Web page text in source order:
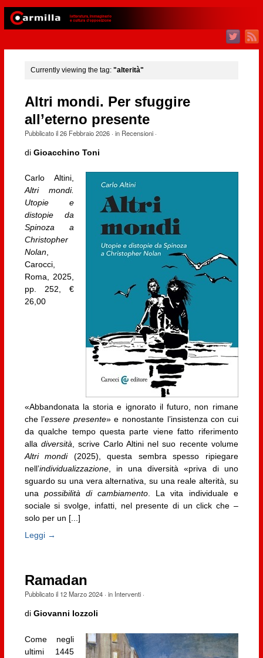
Currently viewing the tag: "alterità"
Altri mondi. Per sfuggire
all’eterno presente
Pubblicato il26 Febbraio 2026· in Recensioni·
di Gioacchino Toni
Carlo Altini,
Altri mondi.
Utopie e
distopie da
Spinoza a
Christopher
Nolan,
Carocci,
Roma, 2025,
pp. 252, €
26,00
«Abbandonata la storia e ignorato il futuro, non rimane
che l’essere presente» e nonostante l’insistenza con cui
da qualche tempo questa parte viene fatto riferimento
alla diversità , scrive Carlo Altini nel suo recente volume
Altri mondi(2025), questa sembra spesso ripiegare
nell’individualizzazione, in una diversità «priva di uno
sguardo su una vera alternativa, su una reale alterità, su
una possibilità di cambiamento . La vita individuale e
sociale si svolge, infatti, nel presente di un click che –
solo per un [...]
Leggi →
Ramadan
Pubblicato il 12 Marzo 2024· in Interventi·
di Giovanni Iozzoli
Come negli
ultimi 1445